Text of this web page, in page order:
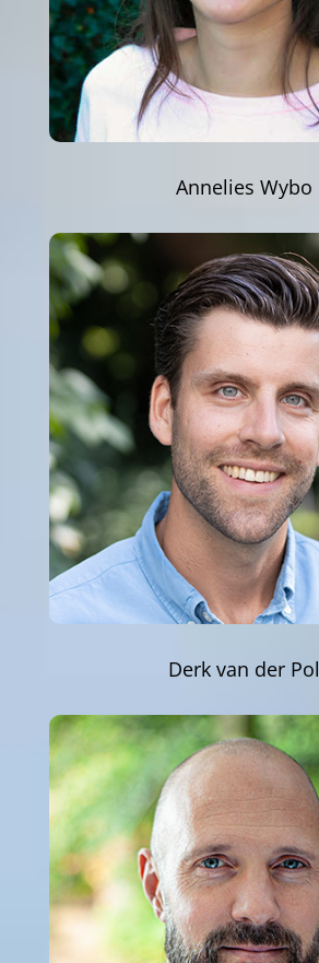
Annelies Wybo
Derk van der Pol